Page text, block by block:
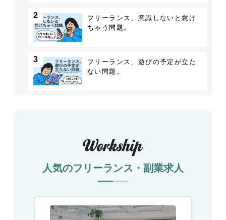
2
フリーランス、意識しないと怠け
ちゃう問題。
3
フリーランス、遊びの予定が立た
ない問題。
人気のフリーランス・副業求人